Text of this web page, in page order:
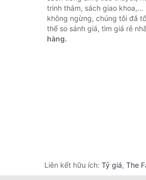
trinh thám, sách giao
không ngừng, chúng tôi đã
thể so sánh giá, tìm giá rẻ
hàng.
Liên kết hữu ích: Tỷ giá, The